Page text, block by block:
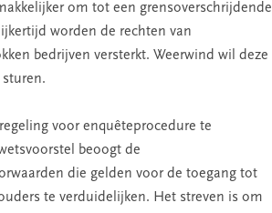
om tot een grensoverschrijdende
worden de rechten van
bedrijven versterkt. Weerwind wil deze
voor enquêteprocedure te
beoogt de
die gelden voor de toegang tot
te verduidelijken. Het streven is om